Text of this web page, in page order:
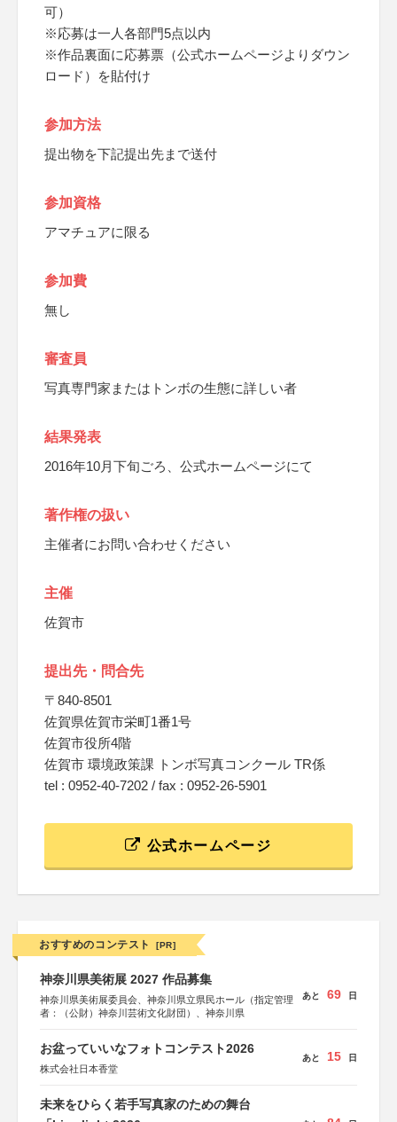
可）
※応募は一人各部門5点以内
※作品裏面に応募票（公式ホームページよりダウン
ロード）を貼付け
参加方法
提出物を下記提出先まで送付
参加資格
アマチュアに限る
参加費
無し
審査員
写真専門家またはトンボの生態に詳しい者
結果発表
2016年10月下旬ごろ、公式ホームページにて
著作権の扱い
主催者にお問い合わせください
主催
佐賀市
提出先・問合先
〒840-8501
佐賀県佐賀市栄町1番1号
佐賀市役所4階
佐賀市 環境政策課 トンボ写真コンクール TR係
tel : 0952-40-7202 / fax : 0952-26-5901
公式ホームページ
おすすめのコンテスト [PR]
神奈川県美術展 2027 作品募集
神奈川県美術展委員会、神奈川県立県民ホール（指定管理
者：（公財）神奈川芸術文化財団）、神奈川県
あと 69 日
お盆っていいなフォトコンテスト2026
株式会社日本香堂
あと 15 日
未来をひらく若手写真家のための舞台